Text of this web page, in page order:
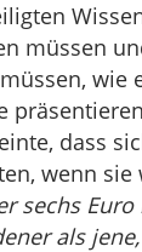
müssen
wie
dass
wenn sie
sechs
als